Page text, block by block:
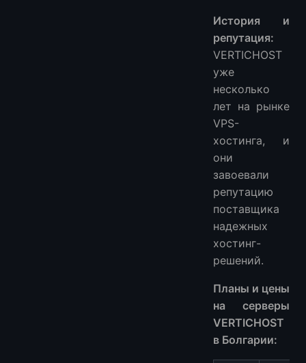
История и
репутация:
VERTICHOST
уже
несколько
лет на рынке
VPS-
хостинга, и
они
завоевали
репутацию
поставщика
надежных
хостинг-
решений.
Планы и цены
на серверы
VERTICHOST
в Болгарии: